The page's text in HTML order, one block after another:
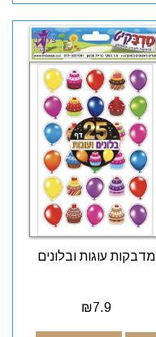
מדבקות עוגות ובלונים
₪7.9